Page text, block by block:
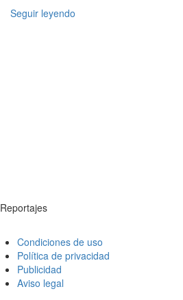
Seguir leyendo
Reportajes
Condiciones de uso
Política de privacidad
Publicidad
Aviso legal